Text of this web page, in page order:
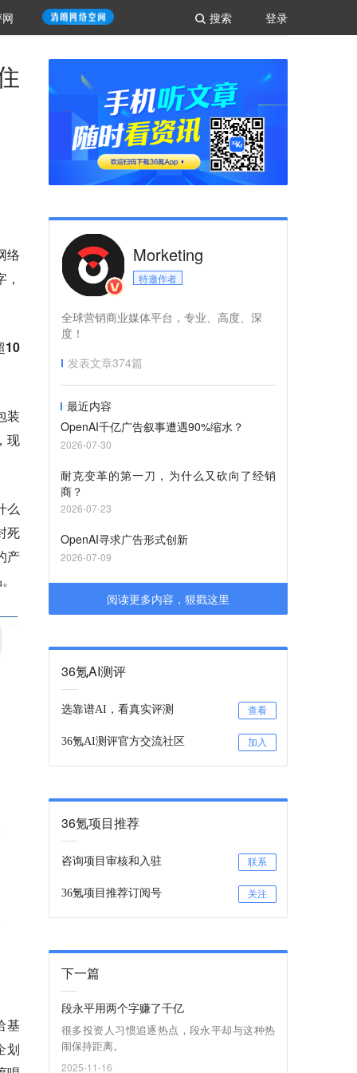
登录
搜索
络
10
装
现
么
死
产
基
划
Morketing
特邀作者
全球营销商业媒体平台，专业、高度、深
度！
发表文章374篇
最近内容
OpenAI千亿广告叙事遭遇90%缩水？
2026-07-30
耐克变革的第一刀，为什么又砍向了经销
商？
2026-07-23
OpenAI寻求广告形式创新
2026-07-09
阅读更多内容，狠戳这里
36氪AI测评
选靠谱AI，看真实评测 查看
36氪AI测评官方交流社区 加入
36氪项目推荐
咨询项目审核和入驻 联系
36氪项目推荐订阅号 关注
下一篇
段永平用两个字赚了千亿
很多投资人习惯追逐热点，段永平却与这种热
闹保持距离。
2025-11-16